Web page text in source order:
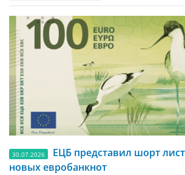
30.07.2026
ЕЦБ представил шорт
новых евробанкнот